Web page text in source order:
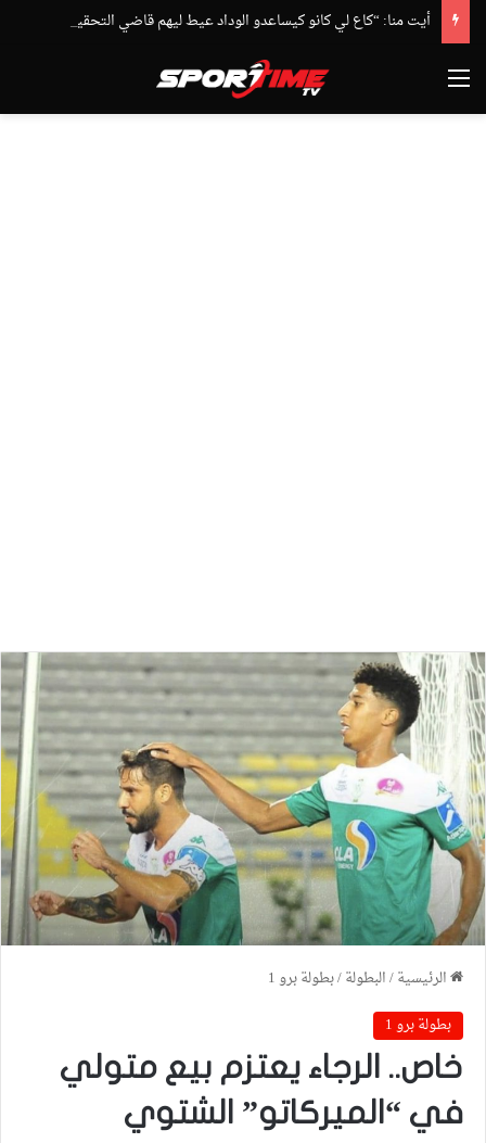
القائمة
الرئيسية/البطولة/بطولة برو 1
بطولة برو 1
خاص.. الرجاء يعتزم بيع متولي
في “الميركاتو” الشتوي